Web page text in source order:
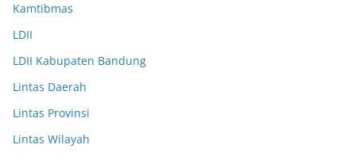
Kamtibmas
LDII
LDII Kabupaten Bandung
Lintas Daerah
Lintas Provinsi
Lintas Wilayah